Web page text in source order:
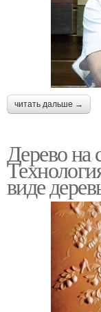
читать дальше →
Дерево на
виде